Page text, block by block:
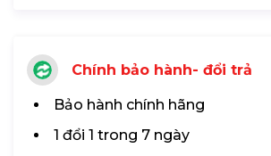
Chính bảo hành- đổi trả
Bảo hành chính hãng
1 đổi 1 trong 7 ngày